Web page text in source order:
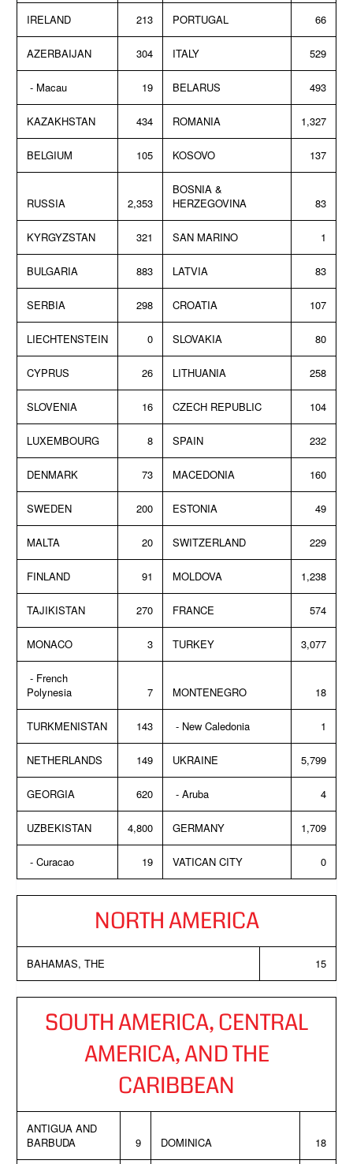
IRELAND 213 PORTUGAL 66
AZERBAIJAN 304 ITALY 529
- Macau 19 BELARUS 493
KAZAKHSTAN 434 ROMANIA 1,327
BELGIUM 105 KOSOVO 137
RUSSIA 2,353
BOSNIA &
HERZEGOVINA
83
KYRGYZSTAN 321 SAN MARINO 1
BULGARIA 883 LATVIA 83
SERBIA 298 CROATIA 107
LIECHTENSTEIN 0 SLOVAKIA 80
CYPRUS 26 LITHUANIA 258
SLOVENIA 16 CZECH REPUBLIC 104
LUXEMBOURG 8 SPAIN 232
DENMARK 73 MACEDONIA 160
SWEDEN 200 ESTONIA 49
MALTA 20 SWITZERLAND 229
FINLAND 91 MOLDOVA 1,238
TAJIKISTAN 270 FRANCE 574
MONACO 3 TURKEY 3,077
- French
Polynesia
7 MONTENEGRO 18
TURKMENISTAN 143 - New Caledonia 1
NETHERLANDS 149 UKRAINE 5,799
GEORGIA 620 - Aruba 4
UZBEKISTAN 4,800 GERMANY 1,709
- Curacao 19 VATICAN CITY 0
NORTH AMERICA
BAHAMAS, THE 15
SOUTH AMERICA, CENTRAL
AMERICA, AND THE
CARIBBEAN
ANTIGUA AND
BARBUDA
9 DOMINICA 18